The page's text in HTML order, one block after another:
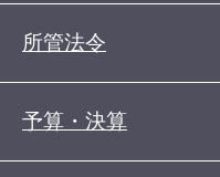
所管法令
予算・決算